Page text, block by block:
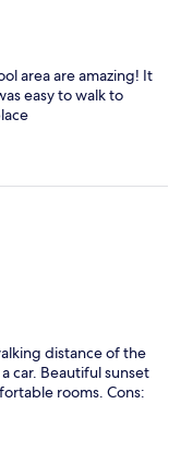
area are amazing! It
easy to walk to
distance of the
car. Beautiful sunset
rooms. Cons: